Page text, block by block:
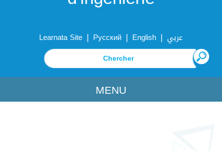
Learnata Site | Русский | English | عربي
MENU